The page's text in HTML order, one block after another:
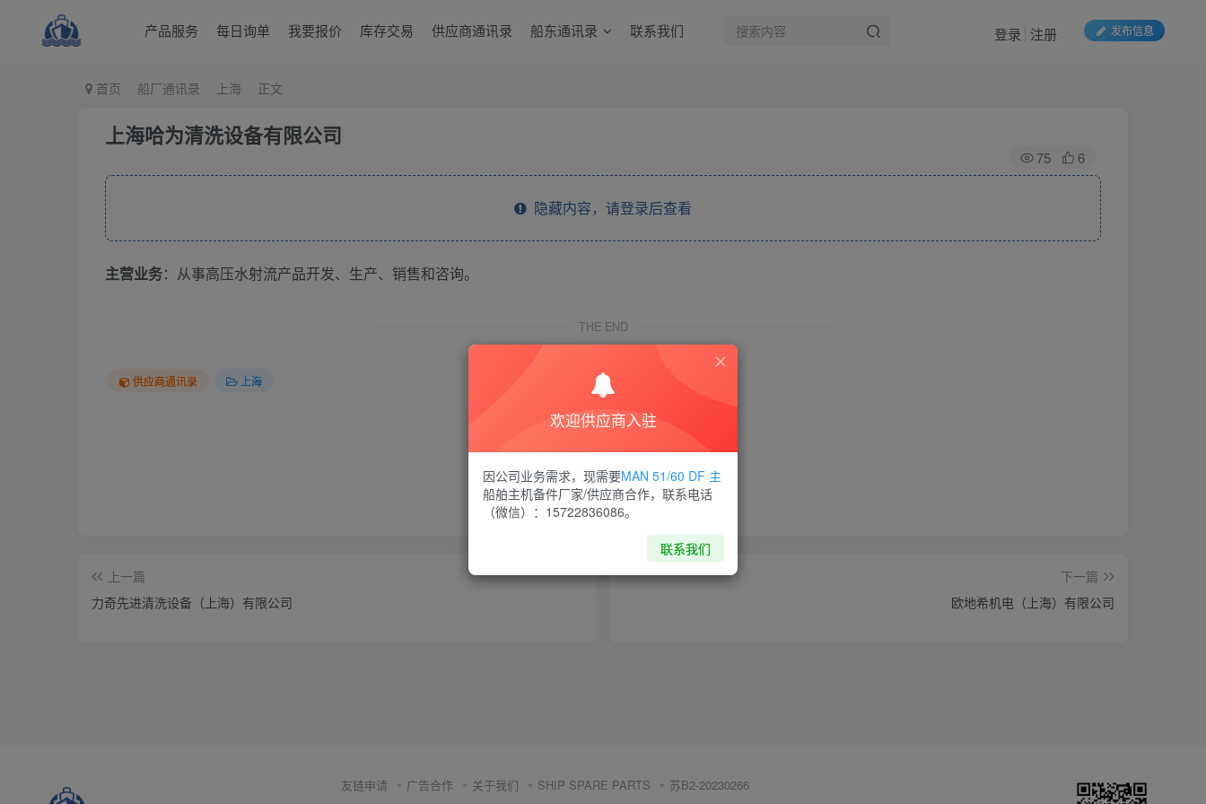
产品服务 每日询单 我要报价 库存交易 供应商通讯录 船东通讯录 联系我们 发布信息
登录 注册
首页 船厂通讯录 上海 正文
上海哈为清洗设备有限公司
75 6
隐藏内容，请登录后查看
主营业务：从事高压水射流产品开发、生产、销售和咨询。
THE END
供应商通讯录 上海
喜欢就支持一下吧
点赞6 分享 收藏
上一篇
力奇先进清洗设备（上海）有限公司
下一篇
欧地希机电（上海）有限公司
友链申请 广告合作 关于我们 SHIP SPARE PARTS 苏B2-20230266
欢迎供应商入驻
因公司业务需求，现需要MAN 51/60 DF 主
船舶主机备件厂家/供应商合作，联系电话
（微信）：15722836086。
联系我们